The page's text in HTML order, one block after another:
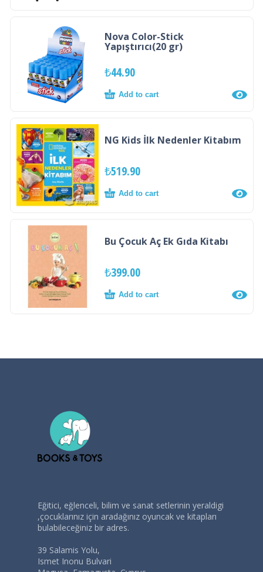
Nova Color-Stick
Yapıştırıcı(20 gr)
₺44.90
Add to cart
NG Kids İlk Nedenler Kitabım
₺519.90
Add to cart
Bu Çocuk Aç Ek Gıda Kitabı
₺399.00
Add to cart
Eğitici, eğlenceli, bilim ve sanat setlerinin yeraldigi
,çocuklarınız için aradağınız oyuncak ve kitapları
bulabileceğiniz bir adres.
39 Salamis Yolu,
Ismet Inonu Bulvari